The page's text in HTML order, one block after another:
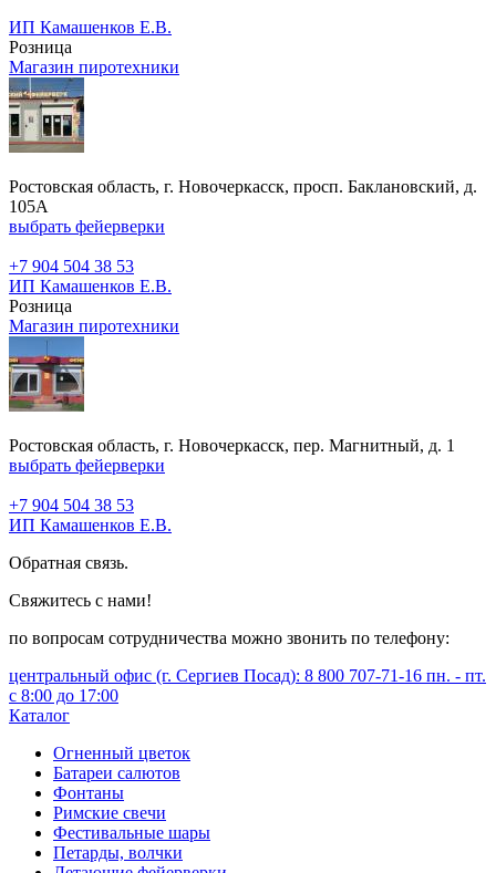
ИП Камашенков Е.В.
Розница
Магазин пиротехники
Ростовская область, г. Новочеркасск, просп. Баклановский, д.
105А
выбрать фейерверки
+7 904 504 38 53
ИП Камашенков Е.В.
Розница
Магазин пиротехники
Ростовская область, г. Новочеркасск, пер. Магнитный, д. 1
выбрать фейерверки
+7 904 504 38 53
ИП Камашенков Е.В.
Обратная связь.
Свяжитесь с нами!
по вопросам сотрудничества можно звонить по телефону:
центральный офис (г. Сергиев Посад): 8 800 707-71-16 пн. - пт.
с 8:00 до 17:00
Каталог
Огненный цветок
Батареи салютов
Фонтаны
Римские свечи
Фестивальные шары
Петарды, волчки